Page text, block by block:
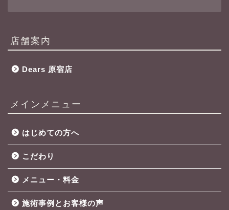
店舗案内
Dears 原宿店
メインメニュー
はじめての方へ
こだわり
メニュー・料金
施術事例とお客様の声